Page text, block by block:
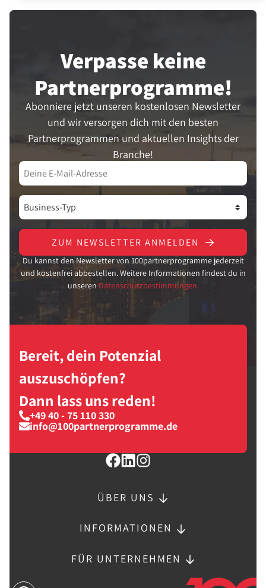
Verpasse keine
Partner­programme!
Abonniere jetzt unseren kostenlosen Newsletter
und wir versorgen dich mit den besten
Partnerprogrammen und aktuellen Insights der
Branche!
ZUM NEWSLETTER ANMELDEN
Du kannst den Newsletter von 100partnerprogramme jederzeit
und kostenfrei abbestellen. Weitere Informationen findest du in
unseren Datenschutzbestimmungen.
Bereit, dein Potenzial
auszuschöpfen?
Dann lass uns reden!
+49 40 - 75 110 330
info@100partnerprogramme.de
ÜBER UNS
INFORMATIONEN
FÜR UNTERNEHMEN